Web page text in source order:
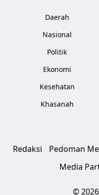
Daerah
Nasional
Politik
Ekonomi
Kesehatan
Khasanah
Redaksi Pedoman
Media
©